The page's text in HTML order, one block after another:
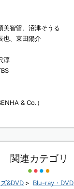
美智留、沼津そうる
也、東田陽介
淳
& Co.）
関連カテゴリ
&DVD > Blu-ray・DVD